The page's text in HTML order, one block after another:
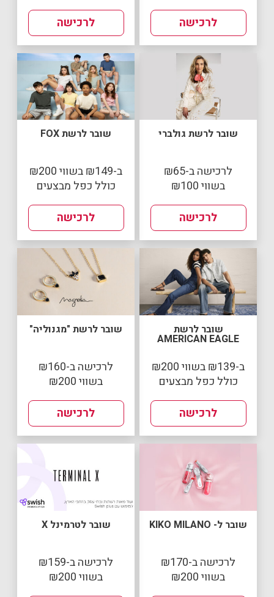
לרכישה
לרכישה
שובר לרשת גולברי
לרכישה ב-₪65
בשווי ₪100
לרכישה
שובר לרשת FOX
ב-₪149 בשווי ₪200
כולל כפל מבצעים
לרכישה
שובר לרשת
AMERICAN EAGLE
ב-₪139 בשווי ₪200
כולל כפל מבצעים
לרכישה
שובר לרשת "מגנוליה"
לרכישה ב-₪160
בשווי ₪200
לרכישה
שובר ל- KIKO MILANO
לרכישה ב-₪170
בשווי ₪200
שובר לטרמינל X
לרכישה ב-₪159
בשווי ₪200